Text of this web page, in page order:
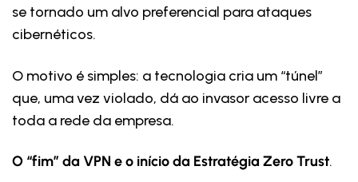
se tornado um alvo preferencial para ataques
cibernéticos.
O motivo é simples: a tecnologia cria um “túnel”
que, uma vez violado, dá ao invasor acesso livre a
toda a rede da empresa.
O “fim” da VPN e o início da Estratégia Zero Trust.